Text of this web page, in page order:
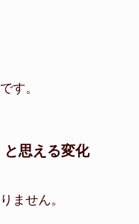
す。
と思える変化
ません。